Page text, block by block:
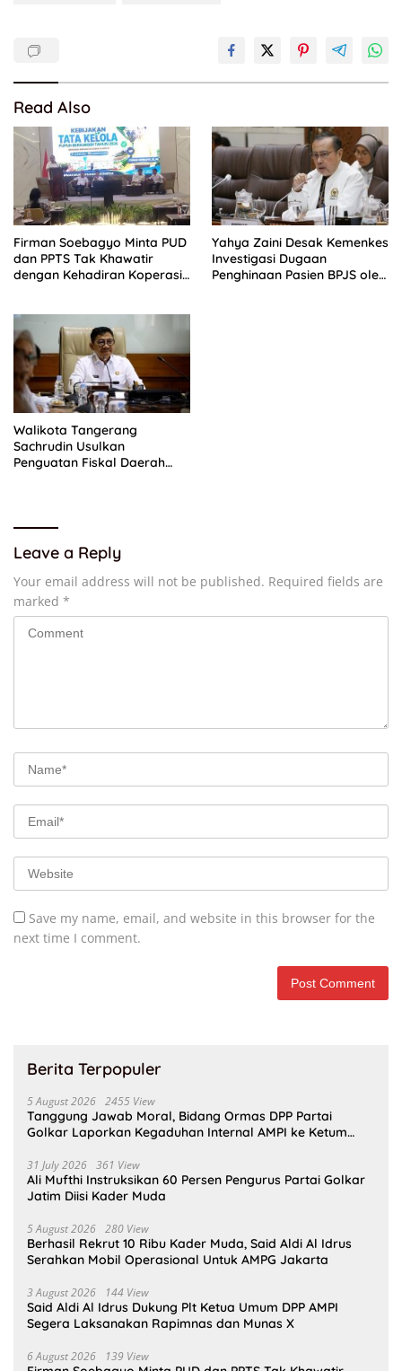
Read Also
Firman Soebagyo Minta PUD
dan PPTS Tak Khawatir
dengan Kehadiran Koperasi
Yahya Zaini Desak Kemenkes
Investigasi Dugaan
Penghinaan Pasien BPJS oleh
Walikota Tangerang
Sachrudin Usulkan
Penguatan Fiskal Daerah
Leave a Reply
Your email address will not be published. Required fields are
marked *
Save my name, email, and website in this browser for the
next time I comment.
Berita Terpopuler
5 August 2026 2455 View
Tanggung Jawab Moral, Bidang Ormas DPP Partai
Golkar Laporkan Kegaduhan Internal AMPI ke Ketum
31 July 2026 361 View
Ali Mufthi Instruksikan 60 Persen Pengurus Partai Golkar
Jatim Diisi Kader Muda
5 August 2026 280 View
Berhasil Rekrut 10 Ribu Kader Muda, Said Aldi Al Idrus
Serahkan Mobil Operasional Untuk AMPG Jakarta
3 August 2026 144 View
Said Aldi Al Idrus Dukung Plt Ketua Umum DPP AMPI
Segera Laksanakan Rapimnas dan Munas X
6 August 2026 139 View